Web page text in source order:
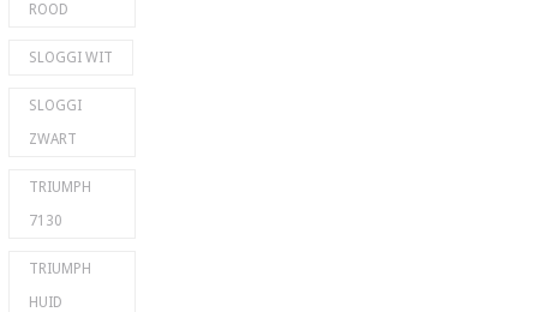
ROOD
SLOGGI WIT
SLOGGI
ZWART
TRIUMPH
7130
TRIUMPH
HUID